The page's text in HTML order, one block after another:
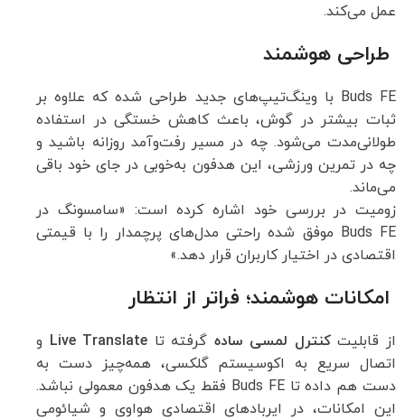
عمل می‌کند.
طراحی هوشمند
Buds FE با وینگ‌تیپ‌های جدید طراحی شده که علاوه بر
ثبات بیشتر در گوش، باعث کاهش خستگی در استفاده
طولانی‌مدت می‌شود. چه در مسیر رفت‌وآمد روزانه باشید و
چه در تمرین ورزشی، این هدفون به‌خوبی در جای خود باقی
می‌ماند.
زومیت در بررسی خود اشاره کرده است: «سامسونگ در
Buds FE موفق شده راحتی مدل‌های پرچمدار را با قیمتی
اقتصادی در اختیار کاربران قرار دهد.»
امکانات هوشمند؛ فراتر از انتظار
از قابلیتکنترل لمسی ساده گرفته تا Live Translate و
اتصال سریع به اکوسیستم گلکسی، همه‌چیز دست به
دست هم داده تا Buds FE فقط یک هدفون معمولی نباشد.
این امکانات، در ایربادهای اقتصادی هواوی و شیائومی